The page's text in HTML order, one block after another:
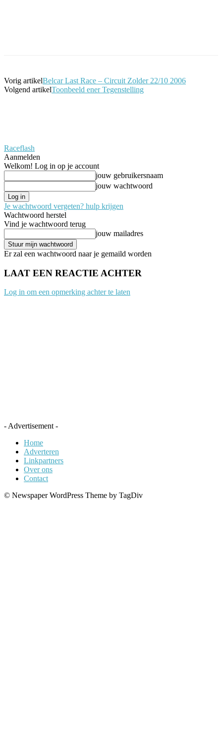
Vorig artikelBelcar Last Race – Circuit Zolder 22/10 2006
Volgend artikelToonbeeld ener Tegenstelling
Raceflash
Aanmelden
Welkom! Log in op je account
jouw gebruikersnaam
jouw wachtwoord
Je wachtwoord vergeten? hulp krijgen
Wachtwoord herstel
Vind je wachtwoord terug
jouw mailadres
Er zal een wachtwoord naar je gemaild worden
LAAT EEN REACTIE ACHTER
Log in om een opmerking achter te laten
- Advertisement -
Home
Adverteren
Linkpartners
Over ons
Contact
© Newspaper WordPress Theme by TagDiv